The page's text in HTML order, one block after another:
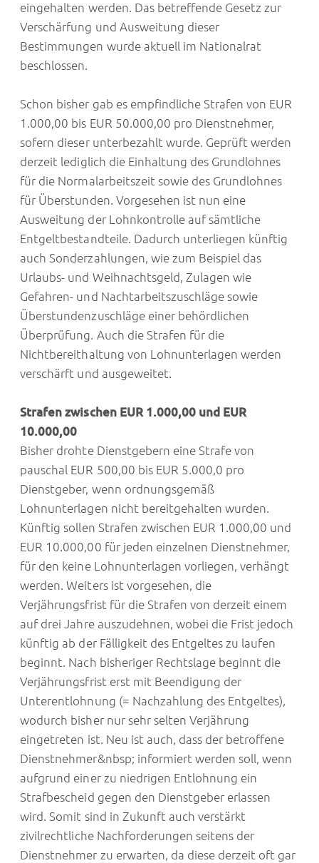
eingehalten werden. Das betreffende Gesetz zur
Verschärfung und Ausweitung dieser
Bestimmungen wurde aktuell im Nationalrat
beschlossen.
Schon bisher gab es empfindliche Strafen von EUR
1.000,00 bis EUR 50.000,00 pro Dienstnehmer,
sofern dieser unterbezahlt wurde. Geprüft werden
derzeit lediglich die Einhaltung des Grundlohnes
für die Normalarbeitszeit sowie des Grundlohnes
für Überstunden. Vorgesehen ist nun eine
Ausweitung der Lohnkontrolle auf sämtliche
Entgeltbestandteile. Dadurch unterliegen künftig
auch Sonderzahlungen, wie zum Beispiel das
Urlaubs- und Weihnachtsgeld, Zulagen wie
Gefahren- und Nachtarbeitszuschläge sowie
Überstundenzuschläge einer behördlichen
Überprüfung. Auch die Strafen für die
Nichtbereithaltung von Lohnunterlagen werden
verschärft und ausgeweitet.
Strafen zwischen EUR 1.000,00 und EUR
10.000,00
Bisher drohte Dienstgebern eine Strafe von
pauschal EUR 500,00 bis EUR 5.000,0 pro
Dienstgeber, wenn ordnungsgemäß
Lohnunterlagen nicht bereitgehalten wurden.
Künftig sollen Strafen zwischen EUR 1.000,00 und
EUR 10.000,00 für jeden einzelnen Dienstnehmer,
für den keine Lohnunterlagen vorliegen, verhängt
werden. Weiters ist vorgesehen, die
Verjährungsfrist für die Strafen von derzeit einem
auf drei Jahre auszudehnen, wobei die Frist jedoch
künftig ab der Fälligkeit des Entgeltes zu laufen
beginnt. Nach bisheriger Rechtslage beginnt die
Verjährungsfrist erst mit Beendigung der
Unterentlohnung (= Nachzahlung des Entgeltes),
wodurch bisher nur sehr selten Verjährung
eingetreten ist. Neu ist auch, dass der betroffene
Dienstnehmer&nbsp; informiert werden soll, wenn
aufgrund einer zu niedrigen Entlohnung ein
Strafbescheid gegen den Dienstgeber erlassen
wird. Somit sind in Zukunft auch verstärkt
zivilrechtliche Nachforderungen seitens der
Dienstnehmer zu erwarten, da diese derzeit oft gar